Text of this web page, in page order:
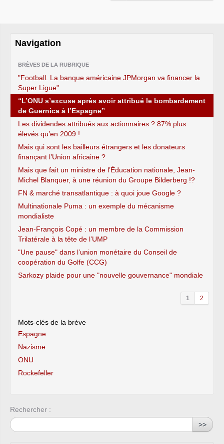
Navigation
BRÈVES DE LA RUBRIQUE
"Football. La banque américaine JPMorgan va financer la
Super Ligue"
“L’ONU s’excuse après avoir attribué le bombardement
de Guernica à l’Espagne”
Les dividendes attribués aux actionnaires ? 87% plus
élevés qu’en 2009 !
Mais qui sont les bailleurs étrangers et les donateurs
finançant l’Union africaine ?
Mais que fait un ministre de l’Éducation nationale, Jean-
Michel Blanquer, à une réunion du Groupe Bilderberg !?
FN & marché transatlantique : à quoi joue Google ?
Multinationale Puma : un exemple du mécanisme
mondialiste
Jean-François Copé : un membre de la Commission
Trilatérale à la tête de l’UMP
"Une pause" dans l’union monétaire du Conseil de
coopération du Golfe (CCG)
Sarkozy plaide pour une "nouvelle gouvernance" mondiale
1 2
Mots-clés de la brève
Espagne
Nazisme
ONU
Rockefeller
Rechercher :
>>